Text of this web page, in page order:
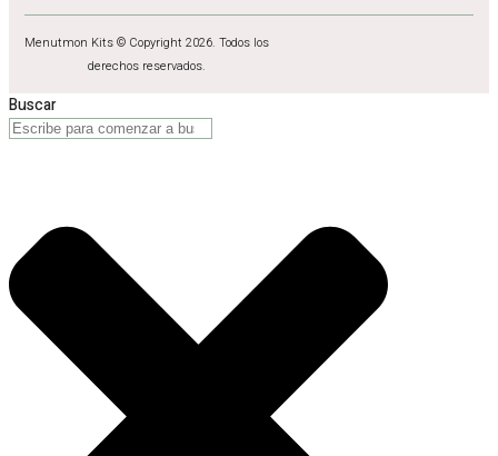
Menutmon Kits © Copyright 2026. Todos los
derechos reservados.
Buscar